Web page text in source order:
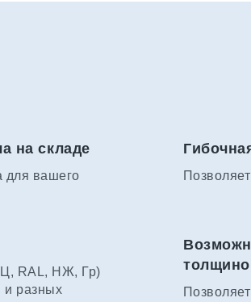
на складе
для вашего
RAL, НЖ, Гр)
и разных